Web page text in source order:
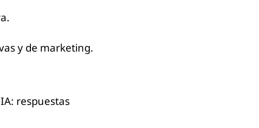
y de marketing.
respuestas